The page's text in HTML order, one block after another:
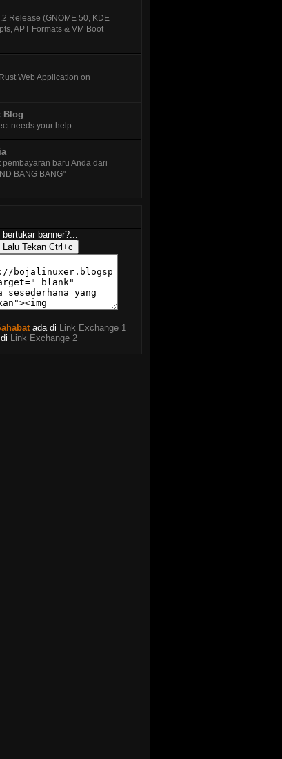
Release (GNOME 50, KDE
APT Formats & VM Boot
Web Application on
Blog
needs your help
pembayaran baru Anda dari
BANG BANG"
banner?...
ada di Link Exchange 1
Link Exchange 2